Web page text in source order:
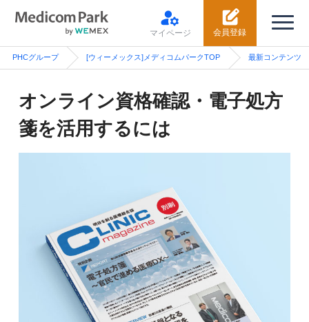
会員登録
マイページ
PHCグループ [ウィーメックス]メディコムパークTOP 最新コンテンツ
オンライン資格確認・電子処方
箋を活用するには